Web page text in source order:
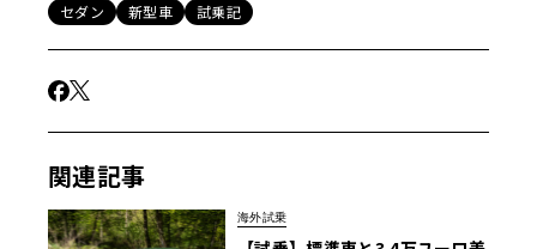
セダン
新型車 試乗記
関連記事
海外試乗